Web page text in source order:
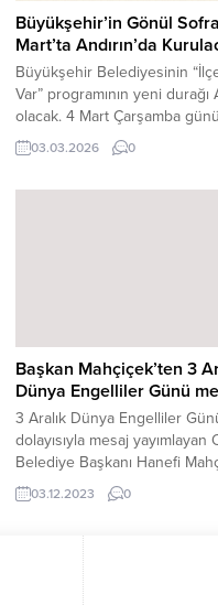
Büyükşehir’in Gönül
Mart’ta Andırın’da
Büyükşehir Belediyesinin
Var” programının yeni durağı
olacak. 4 Mart Çarşamba
Salonu’nda kurulacak iftar
yüzlerce vatandaş hep birlikte
03.03.2026 0
Başkan Mahçiçek’ten 3
Dünya Engelliler Günü
3 Aralık Dünya Engelliler
dolayısıyla mesaj yayımlayan
Belediye Başkanı Hanefi
“Onikişubat Belediyesi olarak
bu yana özel ihtiyaç sahibi
onların yanında yer almaya,
hayatlarını kolaylaştırmaya
ediyoruz. 3 Aralık Dünya
03.12.2023 0